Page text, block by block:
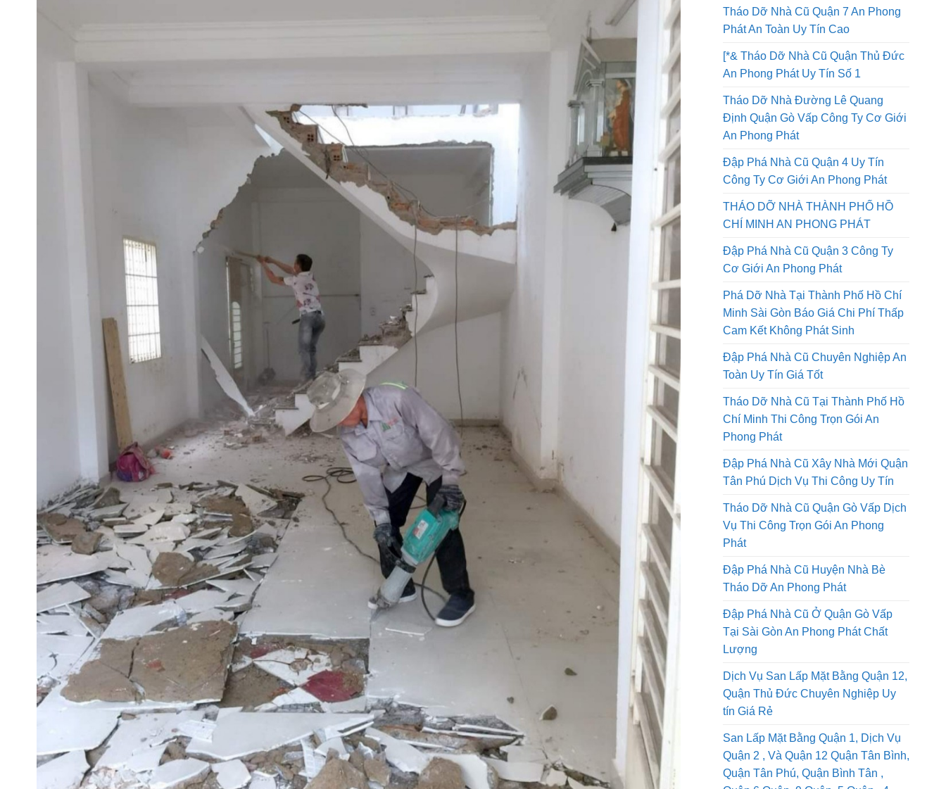
Tháo Dỡ Nhà Cũ Quận 7 An Phong
Phát An Toàn Uy Tín Cao
[*& Tháo Dỡ Nhà Cũ Quận Thủ Đức
An Phong Phát Uy Tín Số 1
Tháo Dỡ Nhà Đường Lê Quang
Định Quận Gò Vấp Công Ty Cơ Giới
An Phong Phát
Đập Phá Nhà Cũ Quận 4 Uy Tín
Công Ty Cơ Giới An Phong Phát
THÁO DỠ NHÀ THÀNH PHỐ HỒ
CHÍ MINH AN PHONG PHÁT
Đập Phá Nhà Cũ Quận 3 Công Ty
Cơ Giới An Phong Phát
Phá Dỡ Nhà Tại Thành Phố Hồ Chí
Minh Sài Gòn Báo Giá Chi Phí Thấp
Cam Kết Không Phát Sinh
Đập Phá Nhà Cũ Chuyên Nghiệp An
Toàn Uy Tín Giá Tốt
Tháo Dỡ Nhà Cũ Tại Thành Phố Hồ
Chí Minh Thi Công Trọn Gói An
Phong Phát
Đập Phá Nhà Cũ Xây Nhà Mới Quận
Tân Phú Dịch Vụ Thi Công Uy Tín
Tháo Dỡ Nhà Cũ Quận Gò Vấp Dịch
Vụ Thi Công Trọn Gói An Phong
Phát
Đập Phá Nhà Cũ Huyện Nhà Bè
Tháo Dỡ An Phong Phát
Đập Phá Nhà Cũ Ở Quận Gò Vấp
Tại Sài Gòn An Phong Phát Chất
Lượng
Dịch Vụ San Lấp Mặt Bằng Quận 12,
Quận Thủ Đức Chuyên Nghiệp Uy
tín Giá Rẻ
San Lấp Mặt Bằng Quận 1, Dịch Vụ
Quận 2 , Và Quận 12 Quận Tân Bình,
Quận Tân Phú, Quận Bình Tân ,